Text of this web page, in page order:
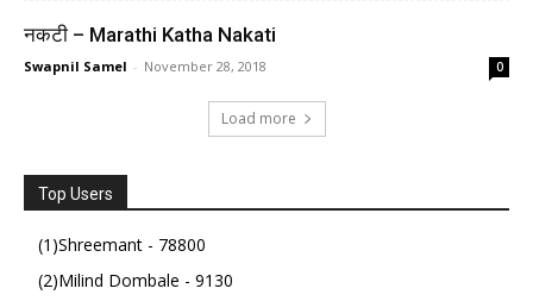
नकटी – Marathi Katha Nakati
Swapnil Samel - November 28, 2018 0
Load more
Top Users
(1)Shreemant - 78800
(2)Milind Dombale - 9130